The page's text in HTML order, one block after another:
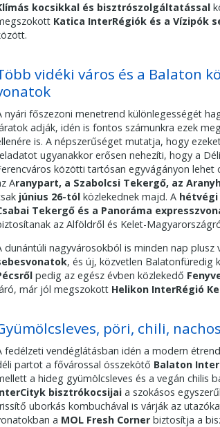
kocsikkal és bisztrószolgáltatással
Katica InterRégiók és a Vízipók
vidéki város és a Balaton
nyári főszezoni menetrend különlegességét
adják, idén is fontos számunkra ezek
is. A népszerűséget mutatja, hogy
ugyanakkor erősen nehezíti, hogy a
közötti tartósan egyvágányon lehet
Aranypart, a Szabolcsi Tekergő, az
június 26-tól közlekednek majd. A hétvégi
Tekergő és a Panoráma
az Alföldről és Kelet-
dunántúli nagyvárosokból is minden nap plusz
, és új, közvetlen Balatonfüredig
pedig az egész évben közlekedő
már jól megszokott Helikon InterRégió
pöri, chili,
fedélzeti vendéglátásban idén a modern
partot a fővárossal összekötő Balaton
a hideg gyümölcsleves és a vegán chilis
bisztrókocsijai a szokásos
uborkás kombuchával is várják az
a MOL Fresh Corner biztosítja a